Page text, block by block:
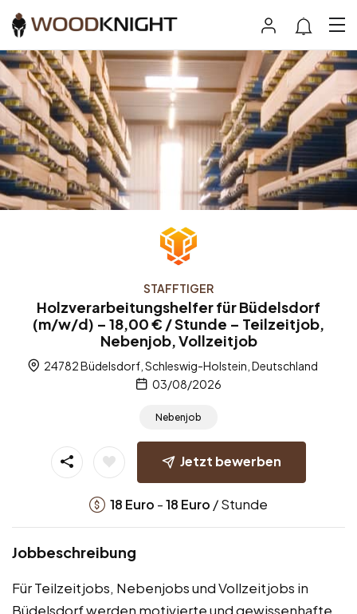
STAFFTIGER
Holzverarbeitungshelfer für Büdelsdorf
(m/w/d) – 18,00 € / Stunde – Teilzeitjob,
Nebenjob, Vollzeitjob
24782 Büdelsdorf, Schleswig-Holstein, Deutschland
03/08/2026
Nebenjob
Jetzt bewerben
18 Euro -18 Euro / Stunde
Jobbeschreibung
Für Teilzeitjobs, Nebenjobs und Vollzeitjobs in
Büdelsdorf werden motivierte und gewissenhafte